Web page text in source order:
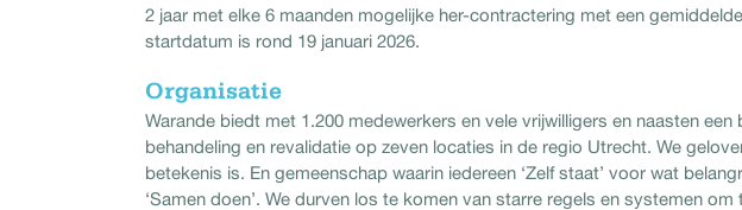
2 jaar met elke 6 maanden mogelijke her-contractering met een
startdatum is rond 19 januari 2026.
Organisatie
Warande biedt met 1.200 medewerkers en vele vrijwilligers en naasten
behandeling en revalidatie op zeven locaties in de regio Utrecht. We
betekenis is. En gemeenschap waarin iedereen ‘Zelf staat’ voor wat
‘Samen doen’. We durven los te komen van starre regels en systemen